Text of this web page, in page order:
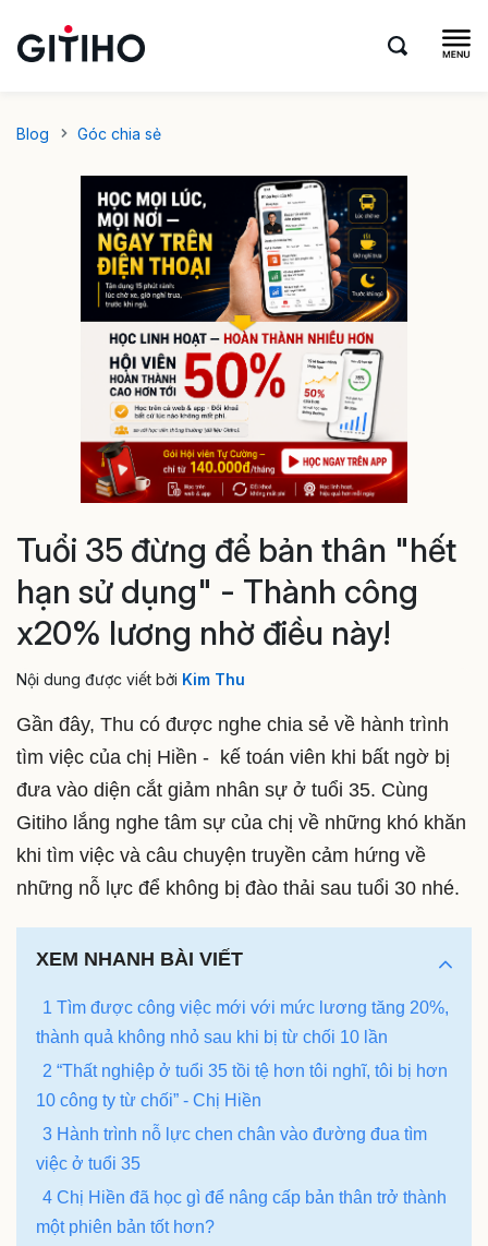
Blog Góc chia sẻ
Tuổi 35 đừng để bản thân "hết
hạn sử dụng" - Thành công
x20% lương nhờ điều này!
Nội dung được viết bởi Kim Thu
Gần đây, Thu có được nghe chia sẻ về hành trình
tìm việc của chị Hiền - kế toán viên khi bất ngờ bị
đưa vào diện cắt giảm nhân sự ở tuổi 35. Cùng
Gitiho lắng nghe tâm sự của chị về những khó khăn
khi tìm việc và câu chuyện truyền cảm hứng về
những nỗ lực để không bị đào thải sau tuổi 30 nhé.
XEM NHANH BÀI VIẾT
1 Tìm được công việc mới với mức lương tăng 20%,
thành quả không nhỏ sau khi bị từ chối 10 lần
2 “Thất nghiệp ở tuổi 35 tồi tệ hơn tôi nghĩ, tôi bị hơn
10 công ty từ chối” - Chị Hiền
3 Hành trình nỗ lực chen chân vào đường đua tìm
việc ở tuổi 35
4 Chị Hiền đã học gì để nâng cấp bản thân trở thành
một phiên bản tốt hơn?